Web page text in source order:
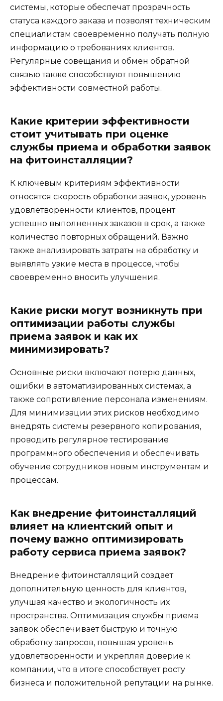
системы, которые обеспечат прозрачность
статуса каждого заказа и позволят техническим
специалистам своевременно получать полную
информацию о требованиях клиентов.
Регулярные совещания и обмен обратной
связью также способствуют повышению
эффективности совместной работы.
Какие критерии эффективности
стоит учитывать при оценке
службы приема и обработки заявок
на фитоинсталляции?
К ключевым критериям эффективности
относятся скорость обработки заявок, уровень
удовлетворенности клиентов, процент
успешно выполненных заказов в срок, а также
количество повторных обращений. Важно
также анализировать затраты на обработку и
выявлять узкие места в процессе, чтобы
своевременно вносить улучшения.
Какие риски могут возникнуть при
оптимизации работы службы
приема заявок и как их
минимизировать?
Основные риски включают потерю данных,
ошибки в автоматизированных системах, а
также сопротивление персонала изменениям.
Для минимизации этих рисков необходимо
внедрять системы резервного копирования,
проводить регулярное тестирование
программного обеспечения и обеспечивать
обучение сотрудников новым инструментам и
процессам.
Как внедрение фитоинсталляций
влияет на клиентский опыт и
почему важно оптимизировать
работу сервиса приема заявок?
Внедрение фитоинсталляций создает
дополнительную ценность для клиентов,
улучшая качество и экологичность их
пространства. Оптимизация службы приема
заявок обеспечивает быструю и точную
обработку запросов, повышая уровень
удовлетворенности и укрепляя доверие к
компании, что в итоге способствует росту
бизнеса и положительной репутации на рынке.